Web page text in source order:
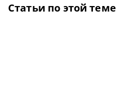
Статьи по этой теме